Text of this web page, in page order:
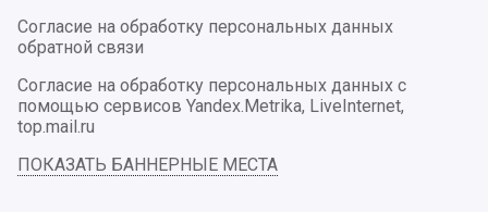
Согласие на обработку персональных данных
обратной связи
Согласие на обработку персональных данных с
помощью сервисов Yandex.Metrika, LiveInternet,
top.mail.ru
ПОКАЗАТЬ БАННЕРНЫЕ МЕСТА